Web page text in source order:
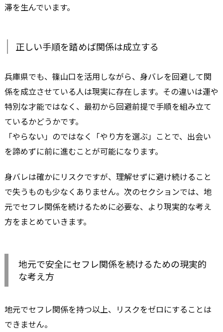
滞を生んでいます。
正しい手順を踏めば関係は成立する
兵庫県でも、篠山口を活用しながら、身バレを回避して関
係を成立させている人は現実に存在します。その違いは運や
特別な才能ではなく、最初から回避前提で手順を組み立て
ているかどうかです。
「やらない」のではなく「やり方を選ぶ」ことで、出会い
を諦めずに前に進むことが可能になります。
身バレは確かにリスクですが、理解せずに避け続けること
で失うものも少なくありません。次のセクションでは、地
元でセフレ関係を続けるために必要な、より現実的な考え
方をまとめていきます。
地元で安全にセフレ関係を続けるための現実的
な考え方
地元でセフレ関係を持つ以上、リスクをゼロにすることは
できません。